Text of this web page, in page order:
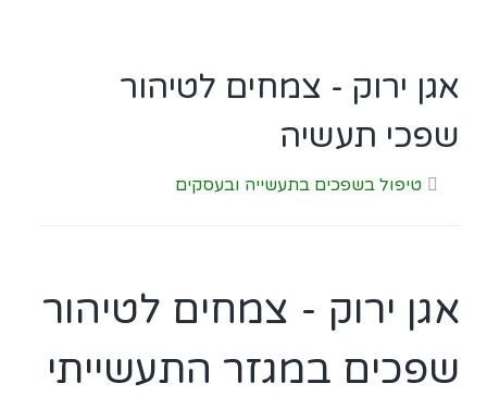
אגן ירוק - צמחים לטיהור
שפכי תעשיה
טיפול בשפכים בתעשייה ובעסקים
אגן ירוק - צמחים לטיהור
שפכים במגזר התעשייתי